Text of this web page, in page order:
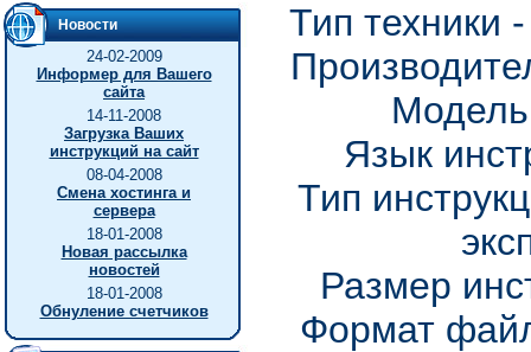
Новости
24-02-2009
Информер для Вашего
сайта
14-11-2008
Загрузка Ваших
инструкций на сайт
08-04-2008
Смена хостинга и
сервера
18-01-2008
Новая рассылка
новостей
18-01-2008
Обнуление счетчиков
Тип
Язык
Тип
Размер
Формат